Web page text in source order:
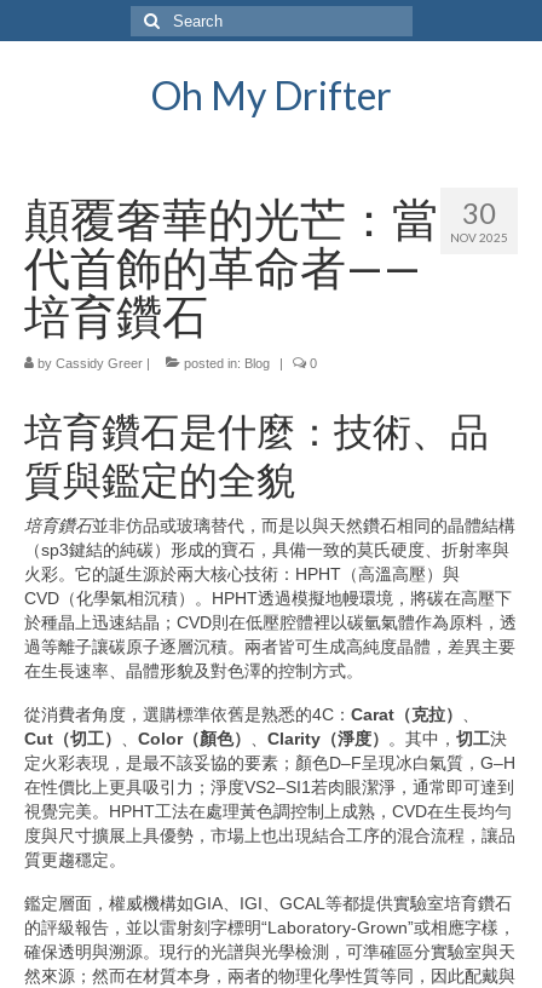
Search
for:
Oh My Drifter
30
NOV 2025
顛覆奢華的光芒：當
代首飾的革命者——
培育鑽石
by Cassidy Greer | posted in: Blog | 0
培育鑽石是什麼：技術、品
質與鑑定的全貌
培育鑽石並非仿品或玻璃替代，而是以與天然鑽石相同的晶體結構
（sp3鍵結的純碳）形成的寶石，具備一致的莫氏硬度、折射率與
火彩。它的誕生源於兩大核心技術：HPHT（高溫高壓）與
CVD（化學氣相沉積）。HPHT透過模擬地幔環境，將碳在高壓下
於種晶上迅速結晶；CVD則在低壓腔體裡以碳氫氣體作為原料，透
過等離子讓碳原子逐層沉積。兩者皆可生成高純度晶體，差異主要
在生長速率、晶體形貌及對色澤的控制方式。
從消費者角度，選購標準依舊是熟悉的4C： Carat（克拉）
Cut（切工）
Color（顏色） Clarity（淨度） 。其中， 切工決
定火彩表現，是最不該妥協的要素；顏色D–F呈現冰白氣質，G–H
在性價比上更具吸引力；淨度VS2–SI1若肉眼潔淨，通常即可達到
視覺完美。HPHT工法在處理黃色調控制上成熟，CVD在生長均勻
度與尺寸擴展上具優勢，市場上也出現結合工序的混合流程，讓品
質更趨穩定。
鑑定層面，權威機構如GIA、IGI、GCAL等都提供實驗室培育鑽石
的評級報告，並以雷射刻字標明“Laboratory-Grown”或相應字樣，
確保透明與溯源。現行的光譜與光學檢測，可準確區分實驗室與天
然來源；然而在材質本身，兩者的物理化學性質等同，因此配戴與